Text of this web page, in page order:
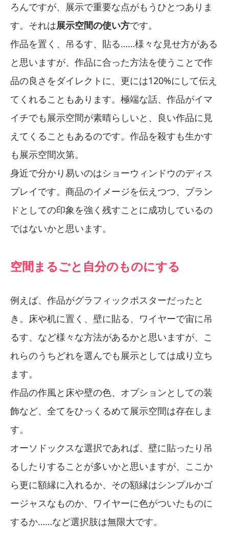
ろんですが、展示で重要な点がもうひとつありま
す。それは展示空間の使い方です。
作品を置く、吊るす、貼る……様々な見せ方がある
と思いますが、作品に合った方法を使うことで作
品の良さをダイレクトに、更には120%にして伝え
てくれることもあります。極端な話、作品がイマ
イチでも展示空間が素晴らしいと、良い作品に見
えてくることもあるのです。作品を殺すも生かす
も展示空間次第。
身近で分かり易いのはショーウィンドウのディス
プレイです。商品のイメージを伝えつつ、ブラン
ドとしての印象を強く残すことに成功しているの
ではないかと思います。
空間まるごと自分のものにする
例えば、作品がグラフィックポスターだったと
き。床や机に置く、壁に貼る、ワイヤーで宙に吊
るす、など様々な方法があるかと思いますが、こ
れらのうちどれを選んでも展示としては成り立ち
ます。
作品の作風と床や壁の色、オプションとしての装
飾など、全てをひっくるめて展示空間は存在しま
す。
オーソドックスな選択であれば、壁に貼ったり吊
るしたりすることが多いかと思いますが、ここか
ら更に額縁に入れるか、その額縁はシンプルかゴ
ージャスなものか、ワイヤーに色がついたものに
するか……など選択肢は無限大です。